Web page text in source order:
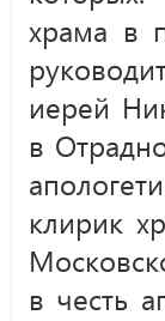
храма в
иерей
в
клирик
в честь